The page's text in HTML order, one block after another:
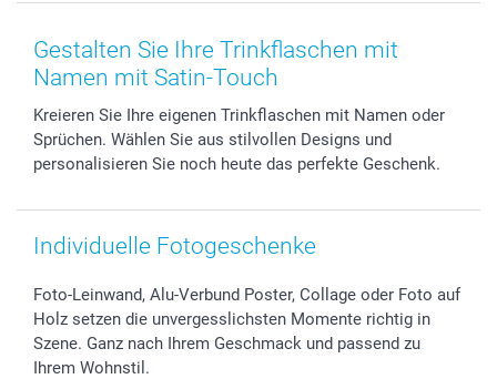
Zubehör & Material
Foto-Kalender & Agenden
Geschenk-Gutscheine (PDF)
AGB
Impressum
Partnerprogramme
Investor Relations
Widerrufsrecht
Muttertag
Vatertag
Hochzeit
Geburtstag
Zu allen Anlässen
Preise und Versandkosten
Lieferfristen
Zahlungsmöglichkeiten
Anmelden /Registrieren
Status der Bestellung
smartfriends
smartbonus
Gestalten Sie Ihre Trinkflaschen mit
Namen mit Satin-Touch
Kreieren Sie Ihre eigenen Trinkflaschen mit Namen oder
Sprüchen. Wählen Sie aus stilvollen Designs und
personalisieren Sie noch heute das perfekte Geschenk.
Individuelle Fotogeschenke
Foto-Leinwand, Alu-Verbund Poster, Collage oder Foto auf
Holz setzen die unvergesslichsten Momente richtig in
Szene. Ganz nach Ihrem Geschmack und passend zu
Ihrem Wohnstil.